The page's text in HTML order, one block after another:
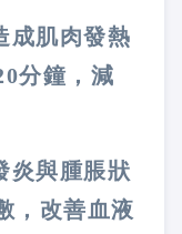
成肌肉發熱
分鐘，減
炎與腫脹狀
，改善血液